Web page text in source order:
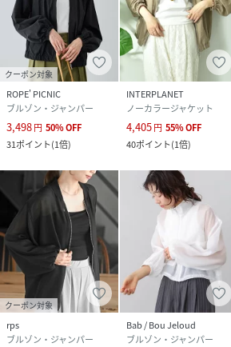
クーポン対象
ROPE' PICNIC
ブルゾン・ジャンパー
3,498円 50%OFF
31ポイント(1倍)
INTERPLANET
ノーカラージャケット
4,405円 55%OFF
40ポイント(1倍)
クーポン対象
rps
ブルゾン・ジャンパー
Bab / Bou Jeloud
ブルゾン・ジャンパー